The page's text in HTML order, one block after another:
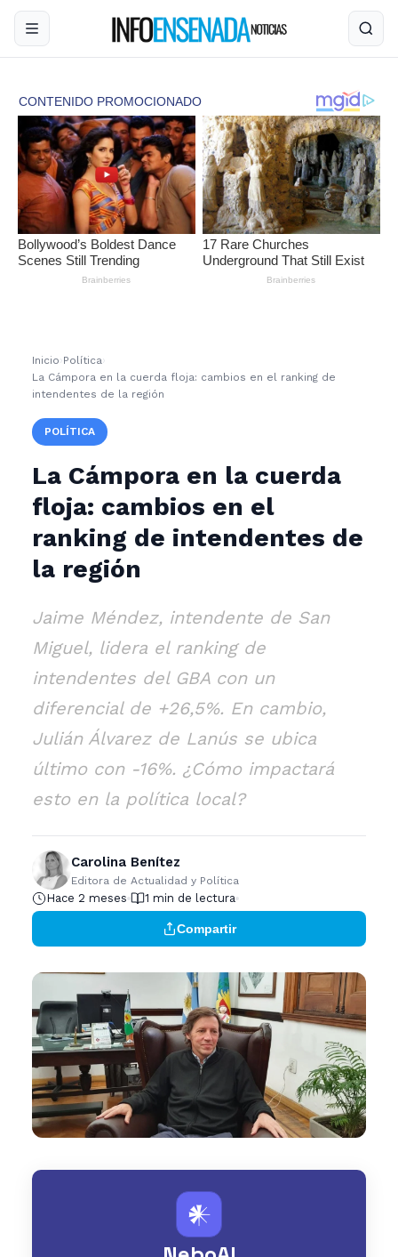
Inicio ›Política›
La Cámpora en la cuerda floja: cambios en el ranking de
intendentes de la región
POLÍTICA
La Cámpora en la cuerda
floja: cambios en el
ranking de intendentes de
la región
Jaime Méndez, intendente de San
Miguel, lidera el ranking de
intendentes del GBA con un
diferencial de +26,5%. En cambio,
Julián Álvarez de Lanús se ubica
último con -16%. ¿Cómo impactará
esto en la política local?
Carolina Benítez
Editora de Actualidad y Política
Hace 2 meses 1 min de lectura
Compartir
𒀭